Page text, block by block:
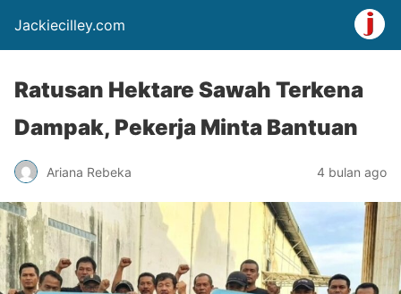
Jackiecilley.com
Ratusan Hektare Sawah Terkena
Dampak, Pekerja Minta Bantuan
Ariana Rebeka 4 bulan ago